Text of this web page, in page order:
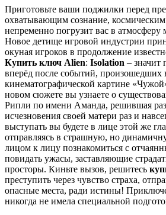
Приготовьте ваши поджилки перед
охватывающим сознание,
непременно погрузит вас в атмосферу
Новое детище игровой индустрии
окуная игроков в продолжение
Купить ключ Alien: Isolation – значит
вперёд после событий, произошедших
кинематографической картине
новом сюжете вы узнаете о
Рипли по имени Аманда, решившая
исчезновения своей матери раз и
выступать вы будете в лице этой же
отправляясь в страшную, но
лицом к лицу познакомиться с
повидать ужасы, заставляющие
просторы. Киньте вызов, решитесь
преступить через чувство страха,
опасные места, ради истины!
никогда не имела специальной